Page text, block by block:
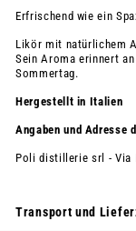
Erfrischend wie ein
Likör mit natürlichem
Sein Aroma erinnert
Sommertag.
Hergestellt in Italien
Angaben und Adresse
Poli distillerie srl - Via
Transport und